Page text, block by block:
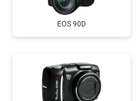
EOS 90D